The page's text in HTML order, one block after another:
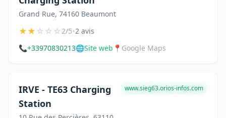
Grand Rue, 74160 Beaumont
★★☆☆☆2/5•2 avis
📞+33970830213🌐Site web 📍 Google Maps
IRVE - TE63 Charging
Station
www.sieg63.orios-infos.com